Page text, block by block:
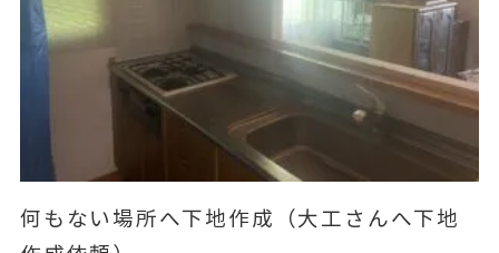
何もない場所へ下地作成（大工さんへ下地